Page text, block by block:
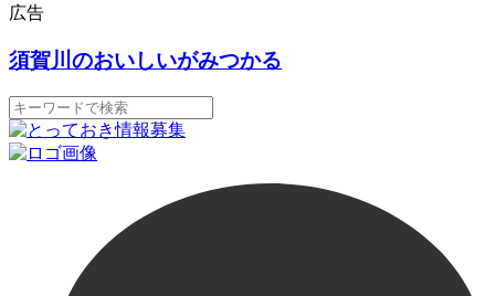
広告
須賀川のおいしいがみつかる